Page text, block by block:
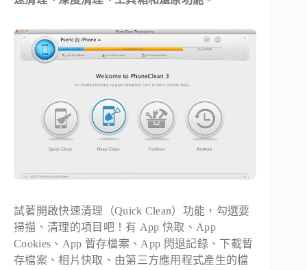
試著開啟快速清理（Quick Clean）功能，勾選要
掃描、清理的項目吧！有 App 快取、App
Cookies、App 暫存檔案、App 閃退記錄、下載暫
存檔案、相片快取、由第三方應用程式產生的檔